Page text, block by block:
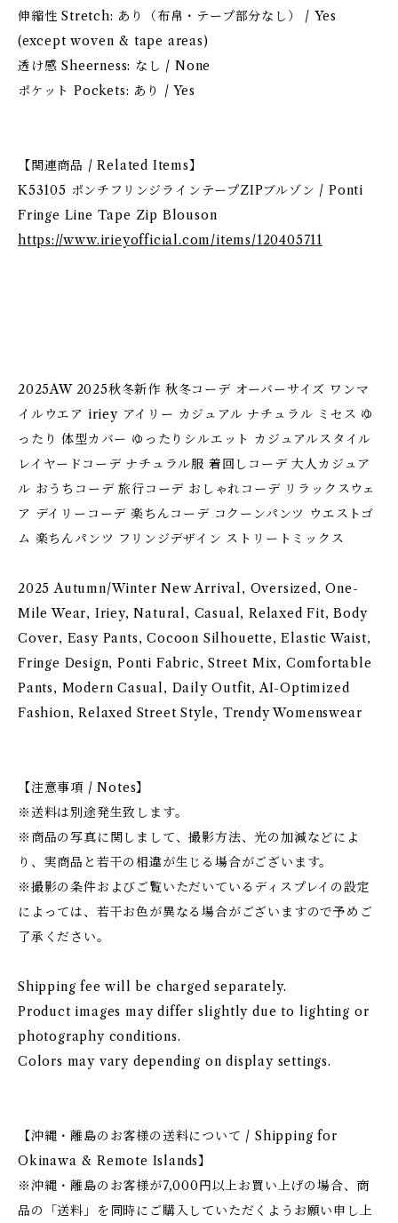
伸縮性 Stretch: あり（布帛・テープ部分なし） / Yes
(except woven & tape areas)
透け感 Sheerness: なし / None
ポケット Pockets: あり / Yes
【関連商品 / Related Items】
K53105 ポンチフリンジラインテープZIPブルゾン / Ponti
Fringe Line Tape Zip Blouson
https://www.irieyofficial.com/items/120405711
2025AW 2025秋冬新作 秋冬コーデ オーバーサイズ ワンマ
イルウエア iriey アイリー カジュアル ナチュラル ミセス ゆ
ったり 体型カバー ゆったりシルエット カジュアルスタイル
レイヤードコーデ ナチュラル服 着回しコーデ 大人カジュア
ル おうちコーデ 旅行コーデ おしゃれコーデ リラックスウェ
ア デイリーコーデ 楽ちんコーデ コクーンパンツ ウエストゴ
ム 楽ちんパンツ フリンジデザイン ストリートミックス
2025 Autumn/Winter New Arrival, Oversized, One-
Mile Wear, Iriey, Natural, Casual, Relaxed Fit, Body
Cover, Easy Pants, Cocoon Silhouette, Elastic Waist,
Fringe Design, Ponti Fabric, Street Mix, Comfortable
Pants, Modern Casual, Daily Outfit, AI-Optimized
Fashion, Relaxed Street Style, Trendy Womenswear
【注意事項 / Notes】
※送料は別途発生致します。
※商品の写真に関しまして、撮影方法、光の加減などによ
り、実商品と若干の相違が生じる場合がございます。
※撮影の条件およびご覧いただいているディスプレイの設定
によっては、若干お色が異なる場合がございますので予めご
了承ください。
Shipping fee will be charged separately.
Product images may differ slightly due to lighting or
photography conditions.
Colors may vary depending on display settings.
【沖縄・離島のお客様の送料について / Shipping for
Okinawa & Remote Islands】
※沖縄・離島のお客様が7,000円以上お買い上げの場合、商
品の「送料」を同時にご購入していただくようお願い申し上